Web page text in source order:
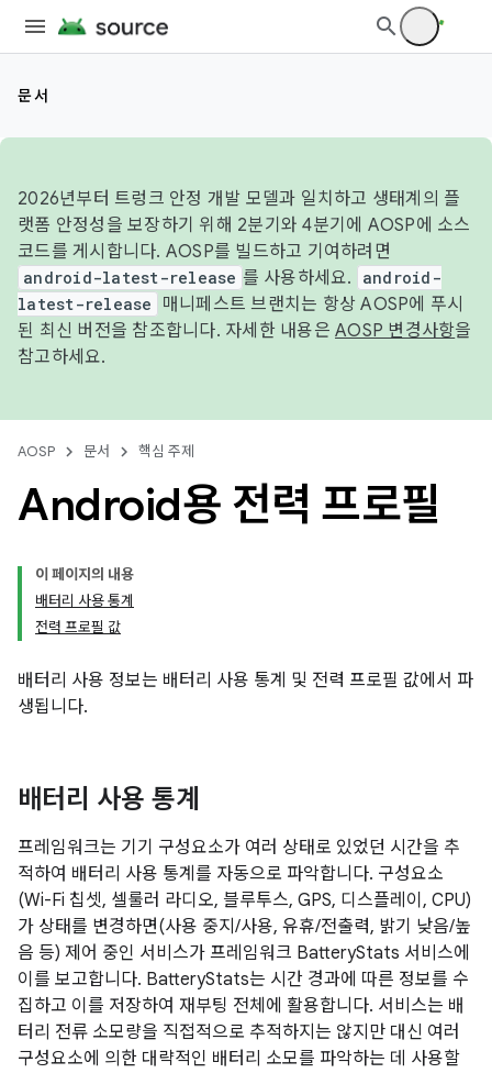
문서
2026년부터 트렁크 안정 개발 모델과 일치하고 생태계의 플
랫폼 안정성을 보장하기 위해 2분기와 4분기에 AOSP에 소스
코드를 게시합니다. AOSP를 빌드하고 기여하려면
android-latest-release 를 사용하세요.
android-
latest-release
매니페스트 브랜치는 항상 AOSP에 푸시
된 최신 버전을 참조합니다. 자세한 내용은 AOSP 변경사항을
참고하세요.
AOSP 문서 핵심 주제
Android용 전력 프로필
이 페이지의 내용
배터리 사용 통계
전력 프로필 값
배터리 사용 정보는 배터리 사용 통계 및 전력 프로필 값에서 파
생됩니다.
배터리 사용 통계
프레임워크는 기기 구성요소가 여러 상태로 있었던 시간을 추
적하여 배터리 사용 통계를 자동으로 파악합니다. 구성요소
(Wi-Fi 칩셋, 셀룰러 라디오, 블루투스, GPS, 디스플레이, CPU)
가 상태를 변경하면(사용 중지/사용, 유휴/전출력, 밝기 낮음/높
음 등) 제어 중인 서비스가 프레임워크 BatteryStats 서비스에
이를 보고합니다. BatteryStats는 시간 경과에 따른 정보를 수
집하고 이를 저장하여 재부팅 전체에 활용합니다. 서비스는 배
터리 전류 소모량을 직접적으로 추적하지는 않지만 대신 여러
구성요소에 의한 대략적인 배터리 소모를 파악하는 데 사용할